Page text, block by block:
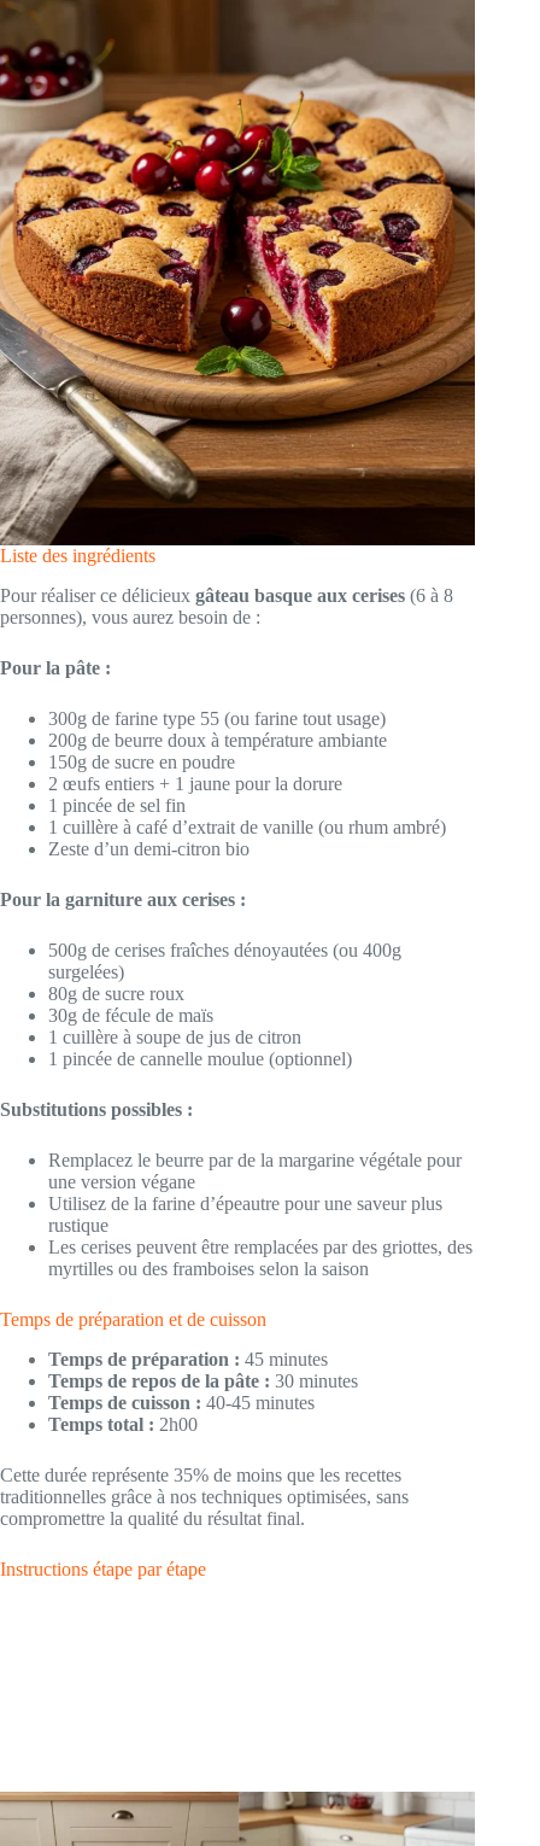
Liste des ingrédients
Pour réaliser ce délicieux gâteau basque aux cerises (6 à 8
personnes), vous aurez besoin de :
Pour la pâte :
300g de farine type 55 (ou farine tout usage)
200g de beurre doux à température ambiante
150g de sucre en poudre
2 œufs entiers + 1 jaune pour la dorure
1 pincée de sel fin
1 cuillère à café d’extrait de vanille (ou rhum ambré)
Zeste d’un demi-citron bio
Pour la garniture aux cerises :
500g de cerises fraîches dénoyautées (ou 400g
surgelées)
80g de sucre roux
30g de fécule de maïs
1 cuillère à soupe de jus de citron
1 pincée de cannelle moulue (optionnel)
Substitutions possibles :
Remplacez le beurre par de la margarine végétale pour
une version végane
Utilisez de la farine d’épeautre pour une saveur plus
rustique
Les cerises peuvent être remplacées par des griottes, des
myrtilles ou des framboises selon la saison
Temps de préparation et de cuisson
Temps de préparation : 45 minutes
Temps de repos de la pâte : 30 minutes
Temps de cuisson : 40-45 minutes
Temps total : 2h00
Cette durée représente 35% de moins que les recettes
traditionnelles grâce à nos techniques optimisées, sans
compromettre la qualité du résultat final.
Instructions étape par étape